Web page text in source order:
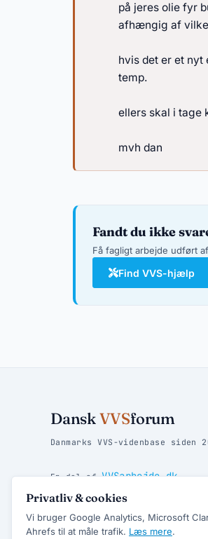
på jeres olie fyr
afhængig af
hvis det er et
temp.
ellers skal i tage
mvh dan
Fandt du ikke
Få fagligt arbejde udført
Find VVS-hjælp
DanskVVSforum
Danmarks VVS-videnbase siden
En del afVVSarbejde.dk
Find danske badesteder hos
Privatliv & cookies
Vi bruger Google Analytics, Microsoft
Ahrefs til at måle trafik. Læs mere.